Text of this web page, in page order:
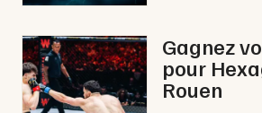
Lotos en NormandieGagnez
pour
Rouen